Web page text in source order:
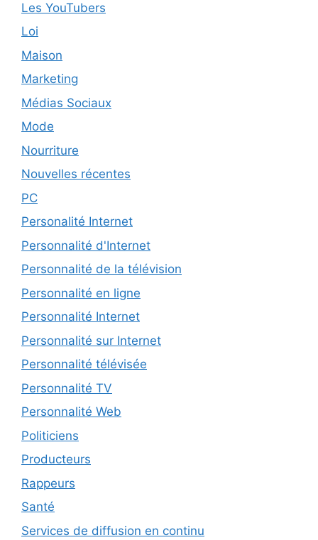
Les YouTubers
Loi
Maison
Marketing
Médias Sociaux
Mode
Nourriture
Nouvelles récentes
PC
Personalité Internet
Personnalité d'Internet
Personnalité de la télévision
Personnalité en ligne
Personnalité Internet
Personnalité sur Internet
Personnalité télévisée
Personnalité TV
Personnalité Web
Politiciens
Producteurs
Rappeurs
Santé
Services de diffusion en continu